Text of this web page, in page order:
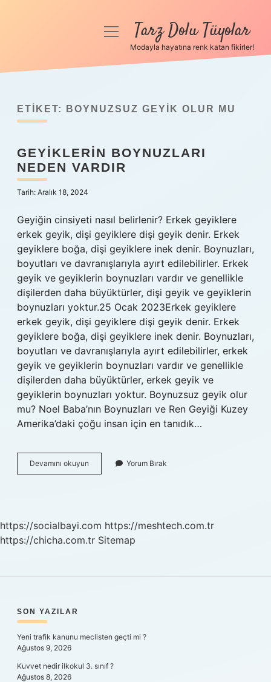
Anasayfa
Yasal Uyarı
Hakkımızda
menüyüTarz Dolu Tüyolar
Modayla hayatına renk katan fikirler!
ETIKET: BOYNUZSUZ GEYIK OLUR MU
GEYIKLERIN BOYNUZLARI
NEDEN VARDIR
Tarih: Aralık 18, 2024
Geyiğin cinsiyeti nasıl belirlenir? Erkek geyiklere
erkek geyik, dişi geyiklere dişi geyik denir. Erkek
geyiklere boğa, dişi geyiklere inek denir. Boynuzları,
boyutları ve davranışlarıyla ayırt edilebilirler. Erkek
geyik ve geyiklerin boynuzları vardır ve genellikle
dişilerden daha büyüktürler, dişi geyik ve geyiklerin
boynuzları yoktur.25 Ocak 2023Erkek geyiklere
erkek geyik, dişi geyiklere dişi geyik denir. Erkek
geyiklere boğa, dişi geyiklere inek denir. Boynuzları,
boyutları ve davranışlarıyla ayırt edilebilirler, erkek
geyik ve geyiklerin boynuzları vardır ve genellikle
dişilerden daha büyüktürler, erkek geyik ve
geyiklerin boynuzları yoktur. Boynuzsuz geyik olur
mu? Noel Baba’nın Boynuzları ve Ren Geyiği Kuzey
Amerika’daki çoğu insan için en tanıdık…
Devamını okuyun Geyiklerin
Boynuzları
Yorum Bırak
https://socialbayi.com https://meshtech.com.tr
https://chicha.com.tr Sitemap
SIDEBAR
SON YAZILAR
Yeni trafik kanunu meclisten geçti mi ?
Ağustos 9, 2026
Kuvvet nedir ilkokul 3. sınıf ?
Ağustos 8, 2026